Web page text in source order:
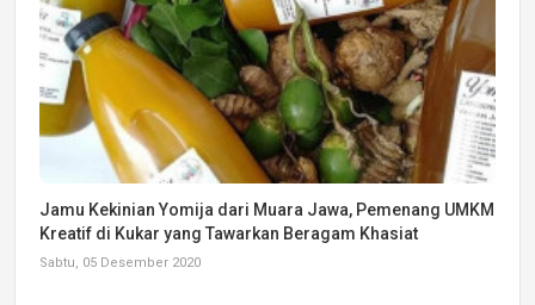
Jamu Kekinian Yomija dari Muara Jawa, Pemenang UMKM
Kreatif di Kukar yang Tawarkan Beragam Khasiat
Sabtu, 05 Desember 2020